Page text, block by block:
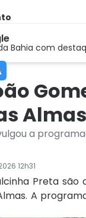
Bahia com
Almas
a
12h31
Preta
A